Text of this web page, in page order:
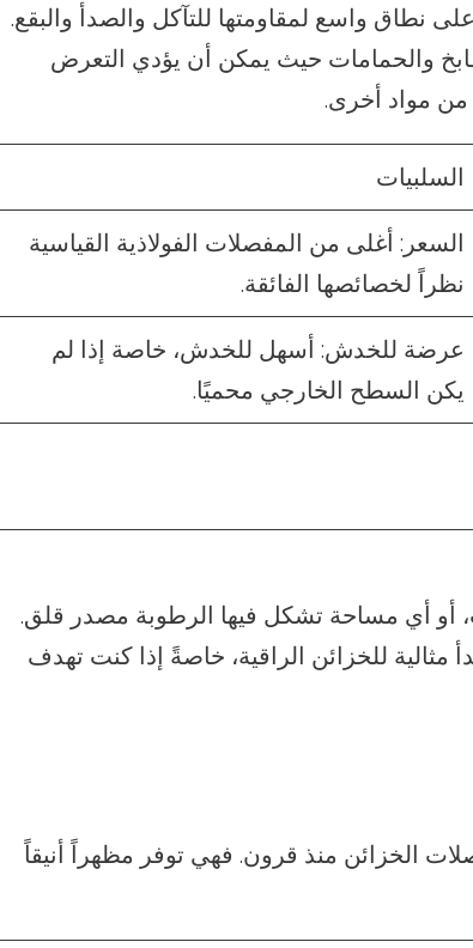
نطاق واسع لمقاومتها للتآكل والصدأ والبقع.
والحمامات حيث يمكن أن يؤدي التعرض
من مواد أخرى.
السلبيات
السعر: أغلى من المفصلات الفولاذية القياسية
نظراً لخصائصها الفائقة.
عرضة للخدش: أسهل للخدش، خاصة إذا لم
يكن السطح الخارجي محميًا.
أو أي مساحة تشكل فيها الرطوبة مصدر قلق.
مثالية للخزائن الراقية، خاصةً إذا كنت تهدف
الخزائن منذ قرون. فهي توفر مظهراً أنيقاً